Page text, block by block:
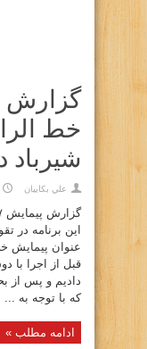
گزارش
خط
شیرباد در ۲۷
علي بكاييان
عنوان پیمایش
قبل از اجرا با
دادیم و پس از
که با توجه به ...
ادامه مطلب »